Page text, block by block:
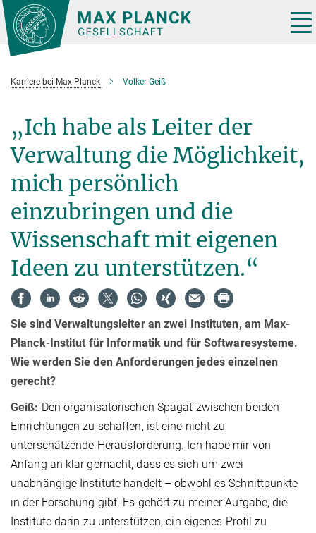
Hauptinhalt
Karriere bei Max-Planck Volker Geiß
„Ich habe als Leiter der
Verwaltung die Möglichkeit,
mich persönlich
einzubringen und die
Wissenschaft mit eigenen
Ideen zu unterstützen.“
Sie sind Verwaltungsleiter an zwei Instituten, am Max-
Planck-Institut für Informatik und für Softwaresysteme.
Wie werden Sie den Anforderungen jedes einzelnen
gerecht?
Geiß: Den organisatorischen Spagat zwischen beiden
Einrichtungen zu schaffen, ist eine nicht zu
unterschätzende Herausforderung. Ich habe mir von
Anfang an klar gemacht, dass es sich um zwei
unabhängige Institute handelt – obwohl es Schnittpunkte
in der Forschung gibt. Es gehört zu meiner Aufgabe, die
Institute darin zu unterstützen, ein eigenes Profil zu